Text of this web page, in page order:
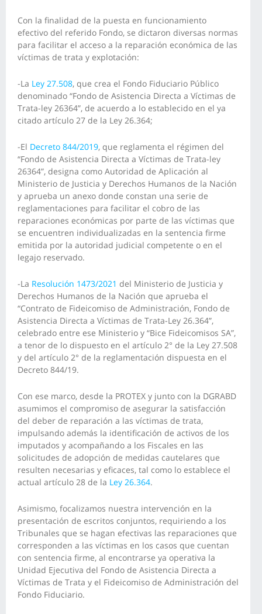
Con la finalidad de la puesta en funcionamiento
efectivo del referido Fondo, se dictaron diversas normas
para facilitar el acceso a la reparación económica de las
víctimas de trata y explotación:
-La Ley 27.508, que crea el Fondo Fiduciario Público
denominado “Fondo de Asistencia Directa a Víctimas de
Trata-ley 26364”, de acuerdo a lo establecido en el ya
citado artículo 27 de la Ley 26.364;
-El Decreto 844/2019, que reglamenta el régimen del
“Fondo de Asistencia Directa a Víctimas de Trata-ley
26364”, designa como Autoridad de Aplicación al
Ministerio de Justicia y Derechos Humanos de la Nación
y aprueba un anexo donde constan una serie de
reglamentaciones para facilitar el cobro de las
reparaciones económicas por parte de las víctimas que
se encuentren individualizadas en la sentencia firme
emitida por la autoridad judicial competente o en el
legajo reservado.
-La Resolución 1473/2021 del Ministerio de Justicia y
Derechos Humanos de la Nación que aprueba el
“Contrato de Fideicomiso de Administración, Fondo de
Asistencia Directa a Víctimas de Trata-Ley 26.364”,
celebrado entre ese Ministerio y “Bice Fideicomisos SA”,
a tenor de lo dispuesto en el artículo 2° de la Ley 27.508
y del artículo 2° de la reglamentación dispuesta en el
Decreto 844/19.
Con ese marco, desde la PROTEX y junto con la DGRABD
asumimos el compromiso de asegurar la satisfacción
del deber de reparación a las víctimas de trata,
impulsando además la identificación de activos de los
imputados y acompañando a los Fiscales en las
solicitudes de adopción de medidas cautelares que
resulten necesarias y eficaces, tal como lo establece el
actual artículo 28 de la Ley 26.364.
Asimismo, focalizamos nuestra intervención en la
presentación de escritos conjuntos, requiriendo a los
Tribunales que se hagan efectivas las reparaciones que
corresponden a las víctimas en los casos que cuentan
con sentencia firme, al encontrarse ya operativa la
Unidad Ejecutiva del Fondo de Asistencia Directa a
Víctimas de Trata y el Fideicomiso de Administración del
Fondo Fiduciario.